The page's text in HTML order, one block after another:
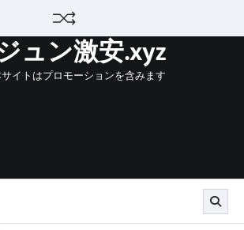
ュン激安.xyz
サイトはプロモーションを含みます